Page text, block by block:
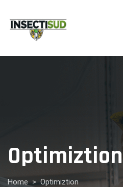
Optimiztion
Home> Optimiztion